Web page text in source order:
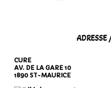
ADRESSE
CURE
AV. DE LA GARE 10
1890 ST-MAURICE